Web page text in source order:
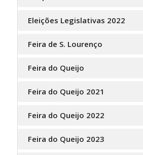
Eleições Legislativas 2022
Feira de S. Lourenço
Feira do Queijo
Feira do Queijo 2021
Feira do Queijo 2022
Feira do Queijo 2023